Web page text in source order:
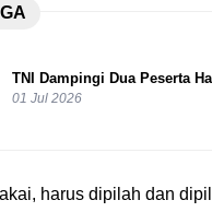
TNI Dampingi Dua Peserta
01 Jul 2026
harus dipilah dan